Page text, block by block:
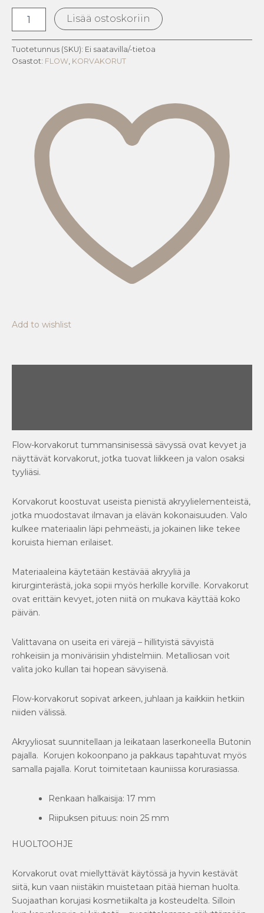
Lisää ostoskoriin
Tuotetunnus (SKU): Ei saatavilla/-tietoa
Osastot: FLOW, KORVAKORUT
Add to wishlist
Flow-korvakorut tummansinisessä sävyssä ovat kevyet ja
näyttävät korvakorut, jotka tuovat liikkeen ja valon osaksi
tyyliäsi.
Korvakorut koostuvat useista pienistä akryylielementeistä,
jotka muodostavat ilmavan ja elävän kokonaisuuden. Valo
kulkee materiaalin läpi pehmeästi, ja jokainen liike tekee
koruista hieman erilaiset.
Materiaaleina käytetään kestävää akryyliä ja
kirurginterästä, joka sopii myös herkille korville. Korvakorut
ovat erittäin kevyet, joten niitä on mukava käyttää koko
päivän.
Valittavana on useita eri värejä – hillityistä sävyistä
rohkeisiin ja monivärisiin yhdistelmiin. Metalliosan voit
valita joko kullan tai hopean sävyisenä.
Flow-korvakorut sopivat arkeen, juhlaan ja kaikkiin hetkiin
niiden välissä.
Akryyliosat suunnitellaan ja leikataan laserkoneella Butonin
pajalla. Korujen kokoonpano ja pakkaus tapahtuvat myös
samalla pajalla. Korut toimitetaan kauniissa korurasiassa.
Renkaan halkaisija: 17 mm
Riipuksen pituus: noin 25 mm
HUOLTOOHJE
Korvakorut ovat miellyttävät käytössä ja hyvin kestävät
siitä, kun vaan niistäkin muistetaan pitää hieman huolta.
Suojaathan korujasi kosmetiikalta ja kosteudelta. Silloin